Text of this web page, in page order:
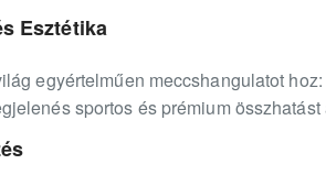
Esztétika
egyértelműen meccshangulatot
sportos és prémium